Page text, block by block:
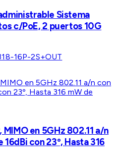
Sistema
c/PoE, 2 puertos 10G
16P-2S+OUT
en 5GHz 802.11 a/n
con 23º, Hasta 316